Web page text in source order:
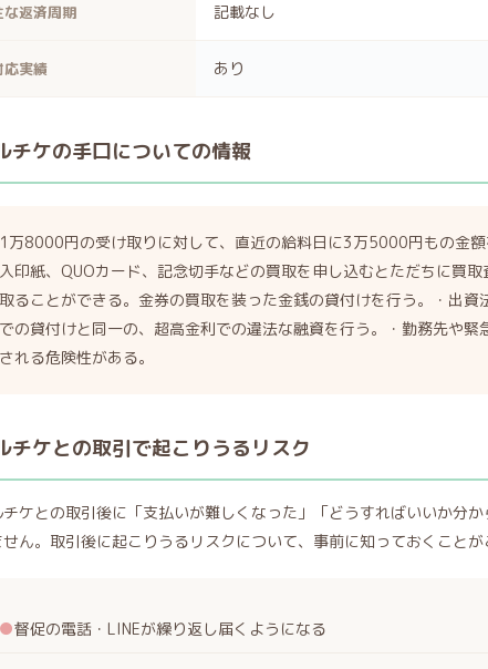
な返済周期 記載なし
応実績 あり
チケの手口についての情報
1万8000円の受け取りに対して、直近の給料日に3万5000円もの金
入印紙、QUOカード、記念切手などの買取を申し込むとただちに買
取ることができる。金券の買取を装った金銭の貸付けを行う。・出資
での貸付けと同一の、超高金利での違法な融資を行う。・勤務先や緊
される危険性がある。
チケとの取引で起こりうるリスク
チケとの取引後に「支払いが難しくなった」「どうすればいいか分
せん。取引後に起こりうるリスクについて、事前に知っておくことが
●督促の電話・LINEが繰り返し届くようになる